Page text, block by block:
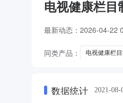
电视健康栏目
最新动态： 2026-04-22
同类产品： 电视健康栏
数据统计 2021-08-